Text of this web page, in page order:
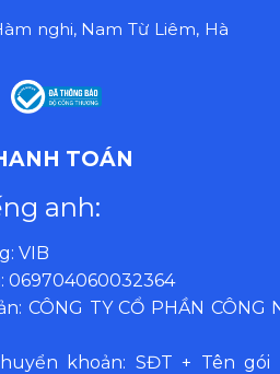
nghi, Nam Từ Liêm, Hà
TOÁN
anh:
VIB
069704060032364
CÔNG TY CỔ PHẦN CÔNG
khoản: SĐT + Tên